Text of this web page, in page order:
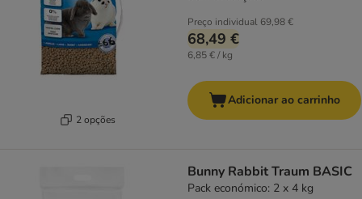
2 opções
Preço individual 69,98 €
68,49 €
6,85 € / kg
Adicionar ao carrinho
Bunny Rabbit Traum BASIC
Pack económico: 2 x 4 kg